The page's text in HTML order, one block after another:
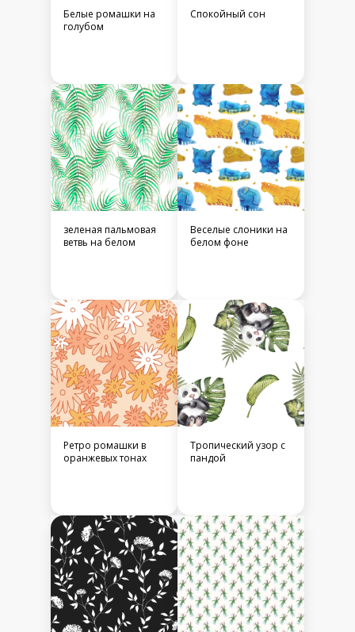
Белые ромашки на
голубом
Спокойный сон
зеленая пальмовая
ветвь на белом
Веселые слоники на
белом фоне
Ретро ромашки в
оранжевых тонах
Тропический узор с
пандой